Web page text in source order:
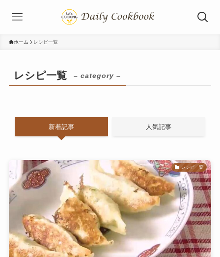
ホーム レシピ一覧
レシピ一覧 – category –
新着記事 人気記事
レシピ一覧